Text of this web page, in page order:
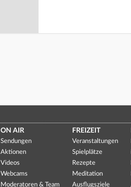
ON AIR
Sendungen
Aktionen
Videos
Webcams
Moderatoren & Team
FREIZEIT
Veranstaltungen
Spielplätze
Rezepte
Meditation
Ausflugsziele